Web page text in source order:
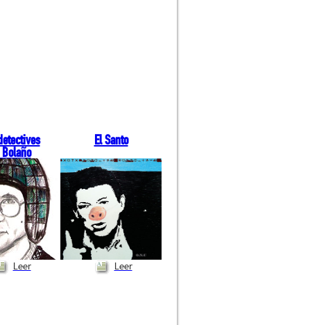
El Santo
Leer Leer